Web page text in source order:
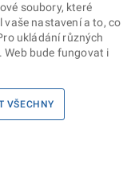
soubory, které
nastavení a to, co
ukládání různých
Web bude fungovat i
VŠECHNY